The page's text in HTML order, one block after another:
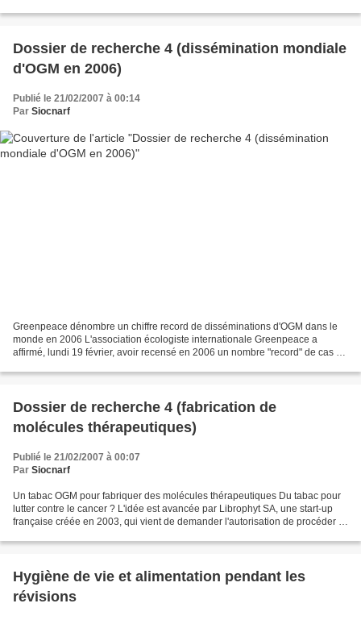
Dossier de recherche 4 (dissémination mondiale
d'OGM en 2006)
Publié le 21/02/2007 à 00:14
Par Siocnarf
Greenpeace dénombre un chiffre record de disséminations d'OGM dans le
monde en 2006 L'association écologiste internationale Greenpeace a
affirmé, lundi 19 février, avoir recensé en 2006 un nombre "record" de cas de
Dossier de recherche 4 (fabrication de
molécules thérapeutiques)
Publié le 21/02/2007 à 00:07
Par Siocnarf
Un tabac OGM pour fabriquer des molécules thérapeutiques Du tabac pour
lutter contre le cancer ? L'idée est avancée par Librophyt SA, une start-up
française créée en 2003, qui vient de demander l'autorisation de procéder à
Hygiène de vie et alimentation pendant les
révisions